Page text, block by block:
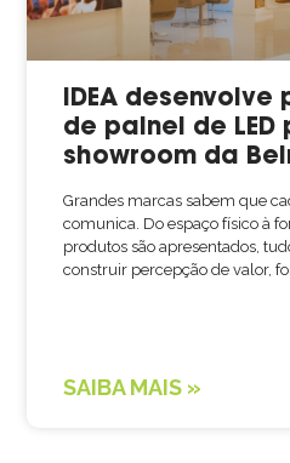
IDEA
de painel de LED
showroom da
Grandes marcas sabem que
comunica. Do espaço físico à
produtos são apresentados,
construir percepção de valor,
SAIBA MAIS »